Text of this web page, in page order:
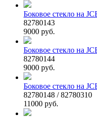
Боковое стекло на
82780143
9000 руб.
Боковое стекло на
82780144
9000 руб.
Боковое стекло на
82780148 / 82780310
11000 руб.